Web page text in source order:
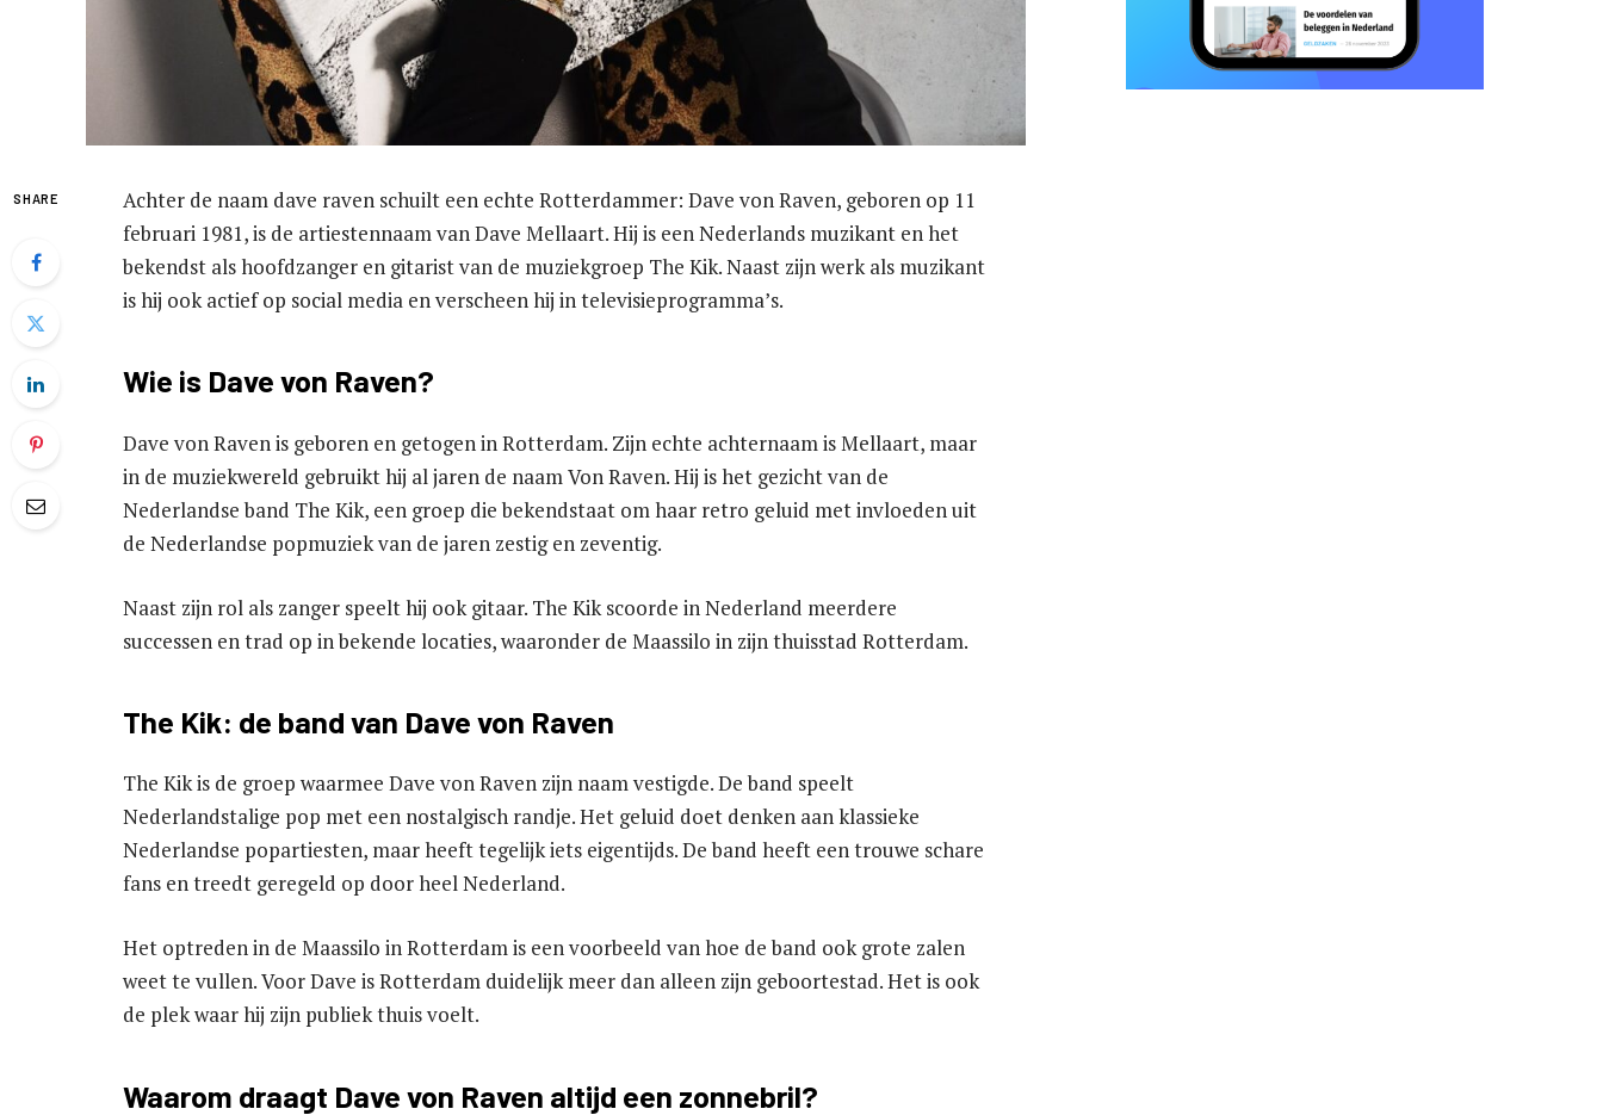
SHARE
Achter de naam dave raven schuilt een echte Rotterdammer: Dave von Raven, geboren op 11
februari 1981, is de artiestennaam van Dave Mellaart. Hij is een Nederlands muzikant en het
bekendst als hoofdzanger en gitarist van de muziekgroep The Kik. Naast zijn werk als muzikant
is hij ook actief op social media en verscheen hij in televisieprogramma’s.
Wie is Dave von Raven?
Dave von Raven is geboren en getogen in Rotterdam. Zijn echte achternaam is Mellaart, maar
in de muziekwereld gebruikt hij al jaren de naam Von Raven. Hij is het gezicht van de
Nederlandse band The Kik, een groep die bekendstaat om haar retro geluid met invloeden uit
de Nederlandse popmuziek van de jaren zestig en zeventig.
Naast zijn rol als zanger speelt hij ook gitaar. The Kik scoorde in Nederland meerdere
successen en trad op in bekende locaties, waaronder de Maassilo in zijn thuisstad Rotterdam.
The Kik: de band van Dave von Raven
The Kik is de groep waarmee Dave von Raven zijn naam vestigde. De band speelt
Nederlandstalige pop met een nostalgisch randje. Het geluid doet denken aan klassieke
Nederlandse popartiesten, maar heeft tegelijk iets eigentijds. De band heeft een trouwe schare
fans en treedt geregeld op door heel Nederland.
Het optreden in de Maassilo in Rotterdam is een voorbeeld van hoe de band ook grote zalen
weet te vullen. Voor Dave is Rotterdam duidelijk meer dan alleen zijn geboortestad. Het is ook
de plek waar hij zijn publiek thuis voelt.
Waarom draagt Dave von Raven altijd een zonnebril?